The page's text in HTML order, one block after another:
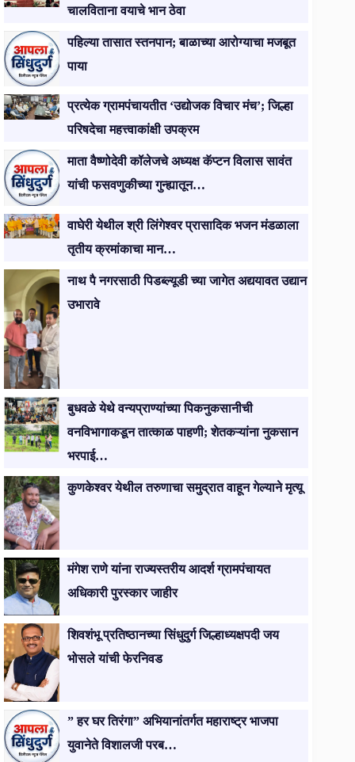
चालविताना वयाचे भान ठेवा
पहिल्या तासात स्तनपान; बाळाच्या आरोग्याचा मजबूत
पाया
प्रत्येक ग्रामपंचायतीत ‘उद्योजक विचार मंच’; जिल्हा
परिषदेचा महत्त्वाकांक्षी उपक्रम
माता वैष्णोदेवी कॉलेजचे अध्यक्ष कॅप्टन विलास सावंत
यांची फसवणुकीच्या गुन्ह्यातून…
वाघेरी येथील श्री लिंगेश्वर प्रासादिक भजन मंडळाला
तृतीय क्रमांकाचा मान…
नाथ पै नगरसाठी पिडब्ल्यूडी च्या जागेत अद्ययावत उद्यान
उभारावे
बुधवळे येथे वन्यप्राण्यांच्या पिकनुकसानीची
वनविभागाकडून तात्काळ पाहणी; शेतकऱ्यांना नुकसान
भरपाई…
कुणकेश्वर येथील तरुणाचा समुद्रात वाहून गेल्याने मृत्यू
मंगेश राणे यांना राज्यस्तरीय आदर्श ग्रामपंचायत
अधिकारी पुरस्कार जाहीर
शिवशंभू प्रतिष्ठानच्या सिंधुदुर्ग जिल्हाध्यक्षपदी जय
भोसले यांची फेरनिवड
” हर घर तिरंगा” अभियानांतर्गत महाराष्ट्र भाजपा
युवानेते विशालजी परब…